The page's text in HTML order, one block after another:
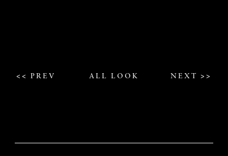
<< PREV ALL LOOK NEXT >>